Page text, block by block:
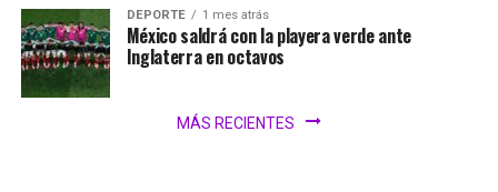
DEPORTE 1 mes atrás
México saldrá con la playera verde ante
Inglaterra en octavos
MÁS RECIENTES